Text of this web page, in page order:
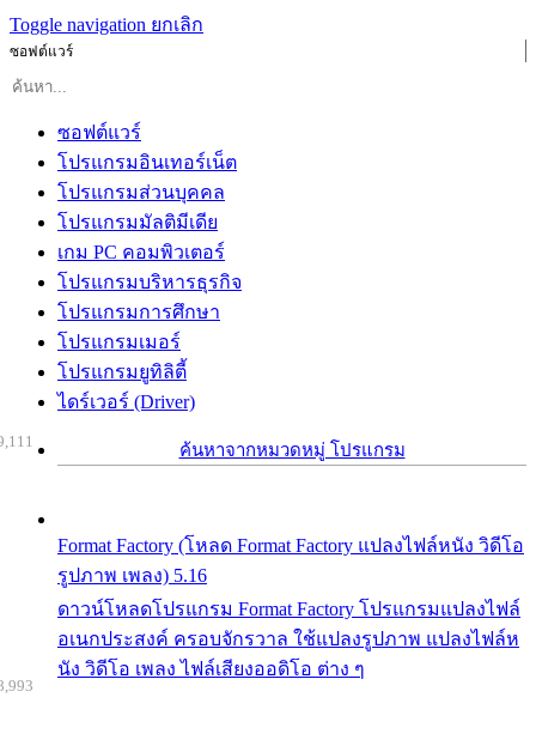
Toggle navigation ยกเลิก
ซอฟต์แวร์
ซอฟต์แวร์
โปรแกรมอินเทอร์เน็ต
โปรแกรมส่วนบุคคล
โปรแกรมมัลติมีเดีย
เกม PC คอมพิวเตอร์
โปรแกรมบริหารธุรกิจ
โปรแกรมการศึกษา
โปรแกรมเมอร์
โปรแกรมยูทิลิตี้
ไดร์เวอร์ (Driver)
ค้นหาจากหมวดหมู่ โปรแกรม
Format Factory (โหลด Format Factory แปลงไฟล์หนัง วิดีโอ
รูปภาพ เพลง) 5.16
ดาวน์โหลดโปรแกรม Format Factory โปรแกรมแปลงไฟล์
อเนกประสงค์ ครอบจักรวาล ใช้แปลงรูปภาพ แปลงไฟล์ห
นัง วิดีโอ เพลง ไฟล์เสียงออดิโอ ต่าง ๆ